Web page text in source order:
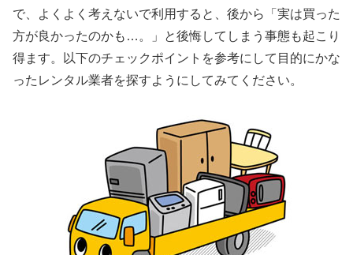
で、よくよく考えないで利用すると、後から「実は買った
方が良かったのかも…。」と後悔してしまう事態も起こり
得ます。以下のチェックポイントを参考にして目的にかな
ったレンタル業者を探すようにしてみてください。